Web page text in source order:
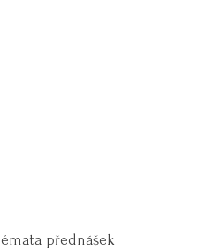
přednášek